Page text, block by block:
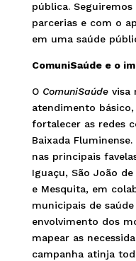
pública.
parcerias e com o
em uma saúde
ComuniSaúde e o
O ComuniSaúdevisa
atendimento
fortalecer as redes
Baixada
nas principais
Iguaçu, São João
e Mesquita, em
municipais de
envolvimento dos
mapear as
campanha atinja